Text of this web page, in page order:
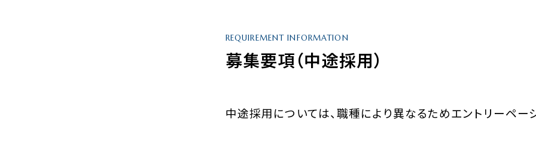
REQUIREMENT INFORMATION
募集要項（中途採用）
中途採用については、職種により異なるためエントリーペー